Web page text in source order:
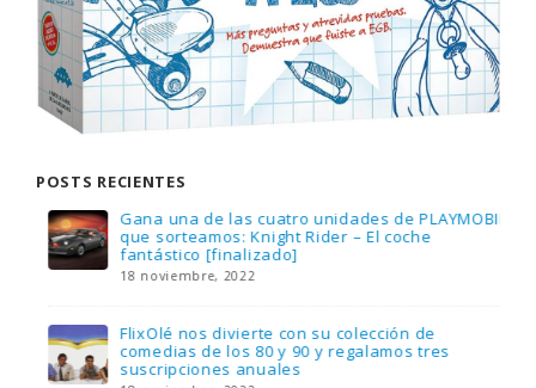
POSTS RECIENTES
Gana una de las cuatro unidades de PLAYMOBIL
que sorteamos: Knight Rider – El coche
fantástico [finalizado]
18 noviembre, 2022
FlixOlé nos divierte con su colección de
comedias de los 80 y 90 y regalamos tres
suscripciones anuales